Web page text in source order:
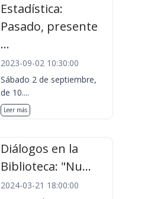
Estadística:
Pasado, presente
...
2023-09-02 10:30:00
Sábado 2 de septiembre,
de 10....
Leer más
Diálogos en la
Biblioteca: "Nu...
2024-03-21 18:00:00